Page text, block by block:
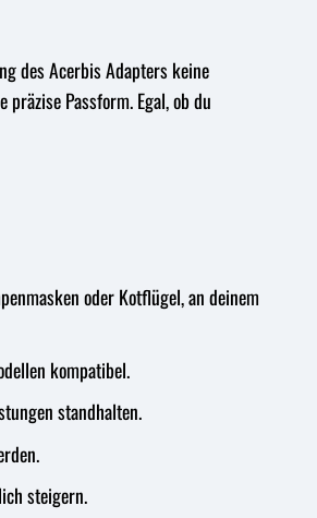
des Acerbis Adapters keine
Passform. Egal, ob du
oder Kotflügel, an deinem
kompatibel.
standhalten.
steigern.